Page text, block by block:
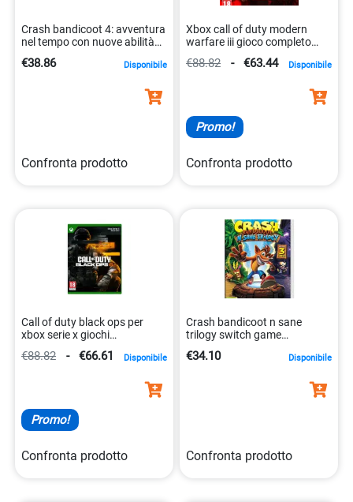
Crash bandicoot 4: avventura
nel tempo con nuove abilità
€38.86 Disponibile
Confronta prodotto
Xbox call of duty modern
warfare iii gioco completo
€88.82 - €63.44 Disponibile
Promo!
Confronta prodotto
Call of duty black ops per
xbox serie x giochi
€88.82 - €66.61 Disponibile
Promo!
Confronta prodotto
Crash bandicoot n sane
trilogy switch game
€34.10 Disponibile
Confronta prodotto